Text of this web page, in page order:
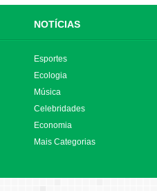
NOTÍCIAS
Esportes
Ecologia
Música
Celebridades
Economia
Mais Categorias